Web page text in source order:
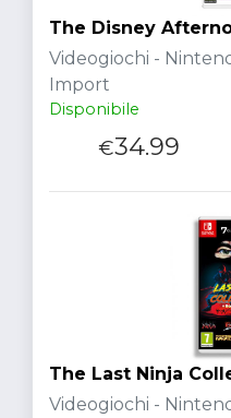
The Disney
Videogiochi -
Import
Disponibile
€34.99
The Last Ninja
Videogiochi -